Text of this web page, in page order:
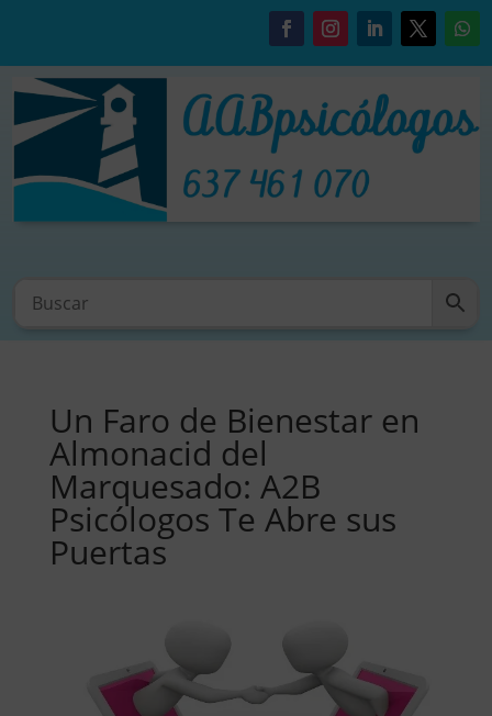
Un Faro de Bienestar en
Almonacid del
Marquesado: A2B
Psicólogos Te Abre sus
Puertas